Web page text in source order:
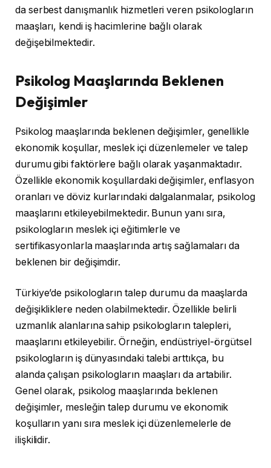
da serbest danışmanlık hizmetleri veren psikologların
maaşları, kendi iş hacimlerine bağlı olarak
değişebilmektedir.
Psikolog Maaşlarında Beklenen
Değişimler
Psikolog maaşlarında beklenen değişimler, genellikle
ekonomik koşullar, meslek içi düzenlemeler ve talep
durumu gibi faktörlere bağlı olarak yaşanmaktadır.
Özellikle ekonomik koşullardaki değişimler, enflasyon
oranları ve döviz kurlarındaki dalgalanmalar, psikolog
maaşlarını etkileyebilmektedir. Bunun yanı sıra,
psikologların meslek içi eğitimlerle ve
sertifikasyonlarla maaşlarında artış sağlamaları da
beklenen bir değişimdir.
Türkiye’de psikologların talep durumu da maaşlarda
değişikliklere neden olabilmektedir. Özellikle belirli
uzmanlık alanlarına sahip psikologların talepleri,
maaşlarını etkileyebilir. Örneğin, endüstriyel-örgütsel
psikologların iş dünyasındaki talebi arttıkça, bu
alanda çalışan psikologların maaşları da artabilir.
Genel olarak, psikolog maaşlarında beklenen
değişimler, mesleğin talep durumu ve ekonomik
koşulların yanı sıra meslek içi düzenlemelerle de
ilişkilidir.